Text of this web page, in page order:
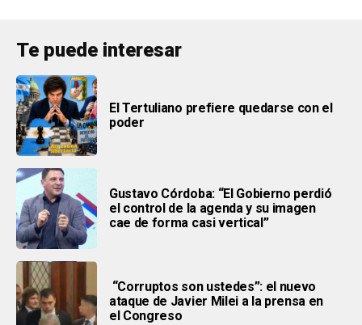
Te puede interesar
El Tertuliano prefiere quedarse con el
poder
Gustavo Córdoba: “El Gobierno perdió
el control de la agenda y su imagen
cae de forma casi vertical”
“Corruptos son ustedes”: el nuevo
ataque de Javier Milei a la prensa en
el Congreso